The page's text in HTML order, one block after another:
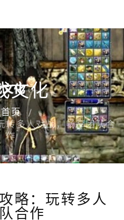
文化
首页
转多人对战，畅享团队合
作
略：玩转多人
合作